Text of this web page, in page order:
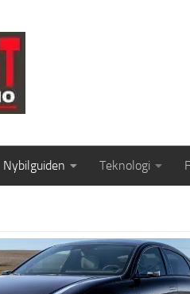
Nybilguiden Teknologi